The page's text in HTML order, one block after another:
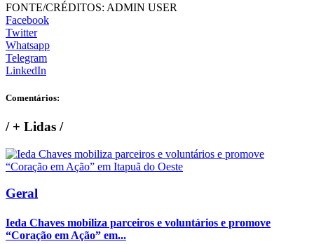
FONTE/CRÉDITOS: ADMIN USER
Facebook
Twitter
Whatsapp
Telegram
LinkedIn
Comentários:
/+ Lidas /
Geral
Ieda Chaves mobiliza parceiros e voluntários e promove
“Coração em Ação” em...